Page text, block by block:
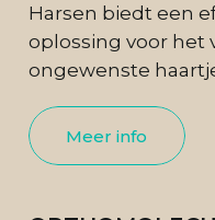
Harsen biedt een
oplossing voor het
ongewenste
Meer info